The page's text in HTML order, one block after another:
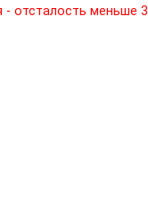
- отсталость меньше